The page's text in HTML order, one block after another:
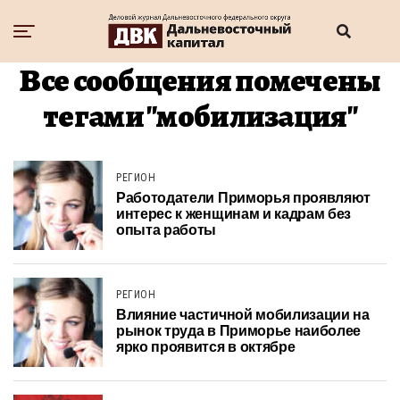
Все сообщения помечены
тегами "мобилизация"
РЕГИОН
Работодатели Приморья проявляют
интерес к женщинам и кадрам без
опыта работы
РЕГИОН
Влияние частичной мобилизации на
рынок труда в Приморье наиболее
ярко проявится в октябре